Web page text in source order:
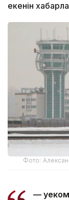
екенін
Фото:
—